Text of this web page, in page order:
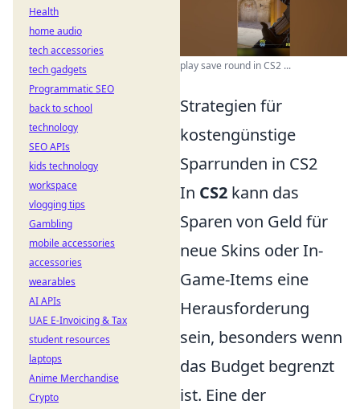
play save round in CS2 ...
Strategien für
kostengünstige
Sparrunden in CS2
In CS2 kann das
Sparen von Geld für
neue Skins oder In-
Game-Items eine
Herausforderung
sein, besonders wenn
das Budget begrenzt
ist. Eine der
Health
home audio
tech accessories
tech gadgets
Programmatic SEO
back to school
technology
SEO APIs
kids technology
workspace
vlogging tips
Gambling
mobile accessories
accessories
wearables
AI APIs
UAE E-Invoicing & Tax
student resources
laptops
Anime Merchandise
Crypto